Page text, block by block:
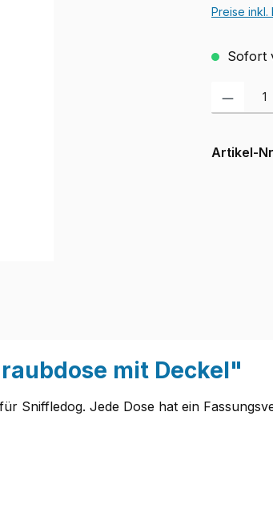
Preise inkl.
Sofort
Produkt
Artikel-
mit Deckel"
Sniffledog. Jede Dose hat ein